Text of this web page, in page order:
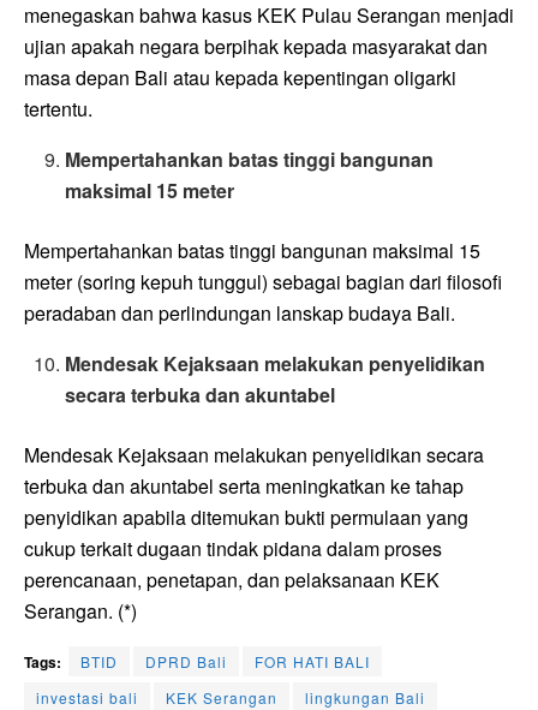
menegaskan bahwa kasus KEK Pulau Serangan menjadi
ujian apakah negara berpihak kepada masyarakat dan
masa depan Bali atau kepada kepentingan oligarki
tertentu.
Mempertahankan batas tinggi bangunan
maksimal 15 meter
Mempertahankan batas tinggi bangunan maksimal 15
meter (soring kepuh tunggul) sebagai bagian dari filosofi
peradaban dan perlindungan lanskap budaya Bali.
Mendesak Kejaksaan melakukan penyelidikan
secara terbuka dan akuntabel
Mendesak Kejaksaan melakukan penyelidikan secara
terbuka dan akuntabel serta meningkatkan ke tahap
penyidikan apabila ditemukan bukti permulaan yang
cukup terkait dugaan tindak pidana dalam proses
perencanaan, penetapan, dan pelaksanaan KEK
Serangan. (*)
Tags: BTID DPRD Bali
FOR HATI BALI
investasi bali
KEK Serangan
lingkungan Bali